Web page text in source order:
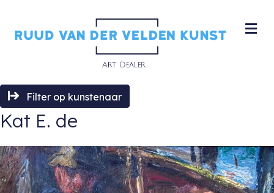
Filter op kunstenaar
Kat E. de